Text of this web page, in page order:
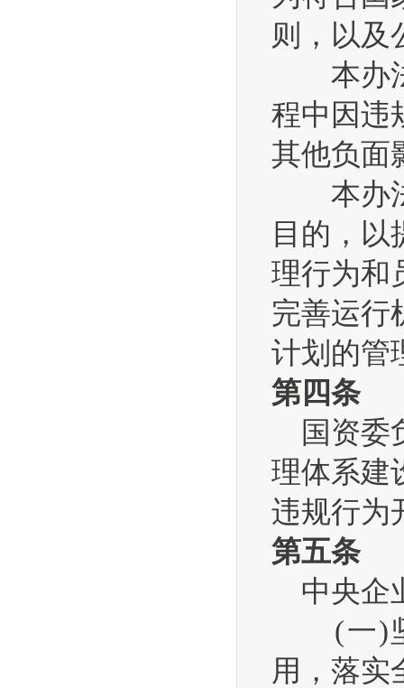
则，以及
本办法
程中因违
其他负面
本办法
目的，
理行为和
完善运行
计划的管
第四条
国资委
理体系建
违规行为
第五条
中央企
(一)坚
用，落实